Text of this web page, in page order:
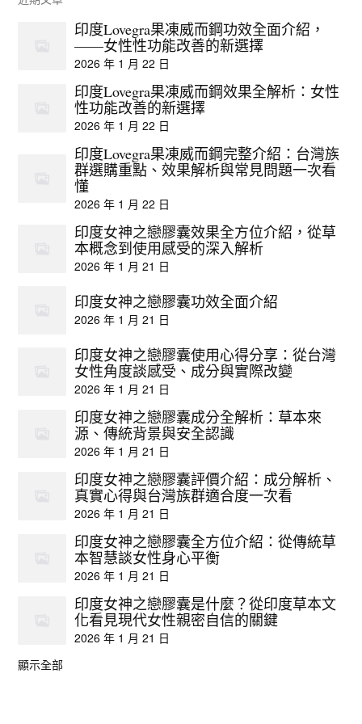
印度Lovegra果凍威而鋼功效全面介紹，
——女性性功能改善的新選擇
2026 年 1 月 22 日
印度Lovegra果凍威而鋼效果全解析：女性
性功能改善的新選擇
2026 年 1 月 22 日
印度Lovegra果凍威而鋼完整介紹：台灣族
群選購重點、效果解析與常見問題一次看
懂
2026 年 1 月 22 日
印度女神之戀膠囊效果全方位介紹，從草
本概念到使用感受的深入解析
2026 年 1 月 21 日
印度女神之戀膠囊功效全面介紹
2026 年 1 月 21 日
印度女神之戀膠囊使用心得分享：從台灣
女性角度談感受、成分與實際改變
2026 年 1 月 21 日
印度女神之戀膠囊成分全解析：草本來
源、傳統背景與安全認識
2026 年 1 月 21 日
印度女神之戀膠囊評價介紹：成分解析、
真實心得與台灣族群適合度一次看
2026 年 1 月 21 日
印度女神之戀膠囊全方位介紹：從傳統草
本智慧談女性身心平衡
2026 年 1 月 21 日
印度女神之戀膠囊是什麼？從印度草本文
化看見現代女性親密自信的關鍵
2026 年 1 月 21 日
顯示全部